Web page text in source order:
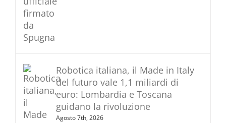
Robotica italiana, il Made in Italy
del futuro vale 1,1 miliardi di
euro: Lombardia e Toscana
guidano la rivoluzione
Agosto 7th, 2026